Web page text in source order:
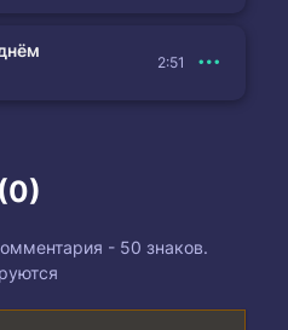
2:51
- 50 знаков.